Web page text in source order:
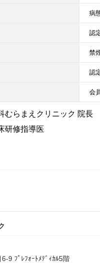
病
認
禁
認
会
むらまえクリニック 院長
研修指導医
9 ﾌﾟﾚﾌｫｰﾄﾒﾃﾞｨｶﾙ5階